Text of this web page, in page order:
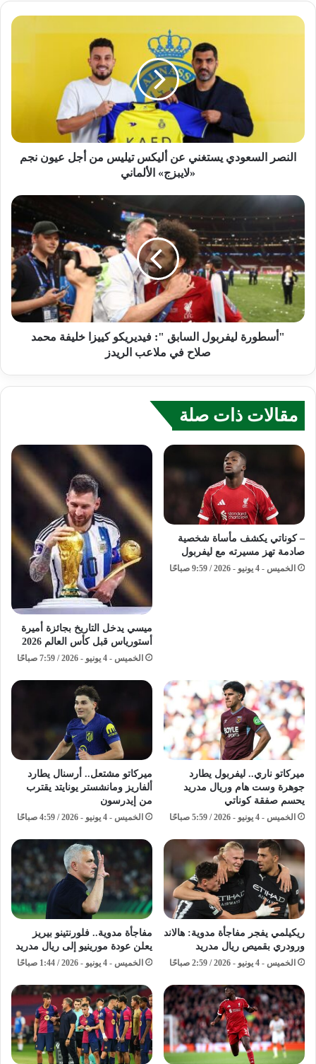
النصر السعودي يستغني عن أليكس تيليس من أجل عيون نجم
«لايبزج» الألماني
"أسطورة ليفربول السابق ": فيديريكو كييزا خليفة محمد
صلاح في ملاعب الريدز
مقالات ذات صلة
– كوناتي يكشف مأساة شخصية
صادمة تهز مسيرته مع ليفربول
الخميس - 4 يونيو - 2026 / 9:59 صباحًا
ميسي يدخل التاريخ بجائزة أميرة
أستورياس قبل كأس العالم 2026
الخميس - 4 يونيو - 2026 / 7:59 صباحًا
ميركاتو ناري.. ليفربول يطارد
جوهرة وست هام وريال مدريد
يحسم صفقة كوناتي
الخميس - 4 يونيو - 2026 / 5:59 صباحًا
ميركاتو مشتعل.. أرسنال يطارد
ألفاريز ومانشستر يونايتد يقترب
من إيدرسون
الخميس - 4 يونيو - 2026 / 4:59 صباحًا
ريكيلمي يفجر مفاجأة مدوية: هالاند
ورودري بقميص ريال مدريد
الخميس - 4 يونيو - 2026 / 2:59 صباحًا
مفاجأة مدوية.. فلورنتينو بيريز
يعلن عودة مورينيو إلى ريال مدريد
الخميس - 4 يونيو - 2026 / 1:44 صباحًا